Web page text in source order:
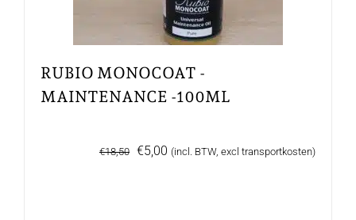
RUBIO MONOCOAT -
MAINTENANCE -100ML
€18,50 Oorspronkelijke
€5,00 Huidige
(incl. BTW, excl transportkosten)